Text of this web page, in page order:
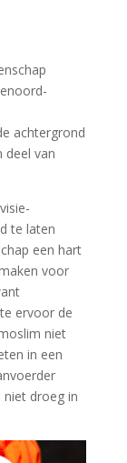
achtergrond
deel van
te laten
een hart
voor
ervoor de
niet
in een
niet droeg in